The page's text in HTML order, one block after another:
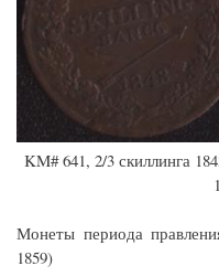
KM# 641, 2/3 скиллинга
Монеты периода
1859)